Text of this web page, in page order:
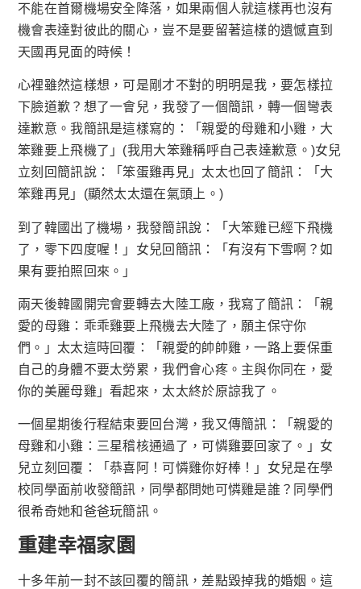
不能在首爾機場安全降落，如果兩個人就這樣再也沒有
機會表達對彼此的關心，豈不是要留著這樣的遺憾直到
天國再見面的時候！
心裡雖然這樣想，可是剛才不對的明明是我，要怎樣拉
下臉道歉？想了一會兒，我發了一個簡訊，轉一個彎表
達歉意。我簡訊是這樣寫的：「親愛的母雞和小雞，大
笨雞要上飛機了」(我用大笨雞稱呼自己表達歉意。)女兒
立刻回簡訊說：「笨蛋雞再見」太太也回了簡訊：「大
笨雞再見」(顯然太太還在氣頭上。)
到了韓國出了機場，我發簡訊說：「大笨雞已經下飛機
了，零下四度喔！」女兒回簡訊：「有沒有下雪啊？如
果有要拍照回來。」
兩天後韓國開完會要轉去大陸工廠，我寫了簡訊：「親
愛的母雞：乖乖雞要上飛機去大陸了，願主保守你
們。」太太這時回覆：「親愛的帥帥雞，一路上要保重
自己的身體不要太勞累，我們會心疼。主與你同在，愛
你的美麗母雞」看起來，太太終於原諒我了。
一個星期後行程結束要回台灣，我又傳簡訊：「親愛的
母雞和小雞：三星稽核通過了，可憐雞要回家了。」女
兒立刻回覆：「恭喜阿！可憐雞你好棒！」女兒是在學
校同學面前收發簡訊，同學都問她可憐雞是誰？同學們
很希奇她和爸爸玩簡訊。
重建幸福家園
十多年前一封不該回覆的簡訊，差點毀掉我的婚姻。這